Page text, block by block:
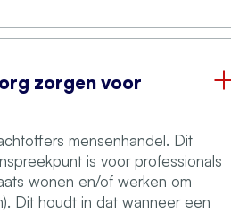
zorgen voor
mensenhandel. Dit
is voor professionals
wonen en/of werken om
Dit houdt in dat wanneer een